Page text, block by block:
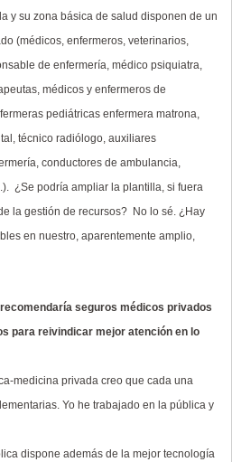
y su zona básica de salud disponen de un
(médicos, enfermeros, veterinarios,
de enfermería, médico psiquiatra,
médicos y enfermeros de
pediátricas enfermera matrona,
técnico radiólogo, auxiliares
conductores de ambulancia,
¿Se podría ampliar la plantilla, si fuera
la gestión de recursos? No lo sé. ¿Hay
en nuestro, aparentemente amplio,
seguros médicos privados
para reivindicar mejor atención en lo
medicina privada creo que cada una
Yo he trabajado en la pública y
dispone además de la mejor tecnología